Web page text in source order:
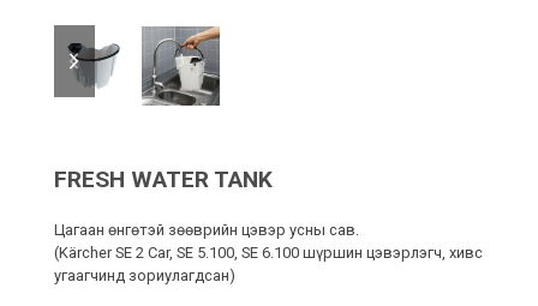
slide
slide
FRESH WATER TANK
Цагаан өнгөтэй зөөврийн цэвэр усны сав.
(Kärcher SE 2 Car, SE 5.100, SE 6.100 шүршин цэвэрлэгч, хивс
угаагчинд зориулагдсан)